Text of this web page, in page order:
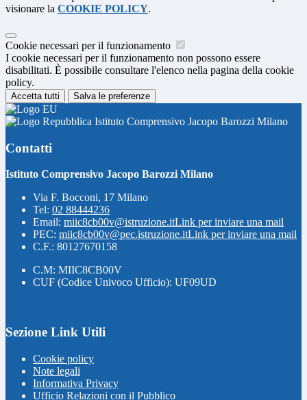
visionare la COOKIE POLICY.
Cookie necessari per il funzionamento
I cookie necessari per il funzionamento non possono essere
disabilitati. È possibile consultare l'elenco nella pagina della cookie
policy.
Accetta tutti Salva le preferenze
Istituto Comprensivo Jacopo Barozzi Milano
Contatti
Istituto Comprensivo Jacopo Barozzi Milano
Via F. Bocconi, 17 Milano
Tel: 02 88444236
Email: miic8cb00v@istruzione.itLink per inviare una mail
PEC: miic8cb00v@pec.istruzione.itLink per inviare una mail
C.F.: 80127670158
C.M: MIIC8CB00V
CUF (Codice Univoco Ufficio): UF09UD
Sezione Link Utili
Cookie policy
Note legali
Informativa Privacy
Ufficio Relazioni con il Pubblico